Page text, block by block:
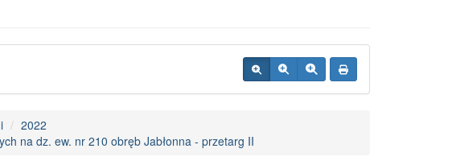
2022
na dz. ew. nr 210 obręb Jabłonna - przetarg II